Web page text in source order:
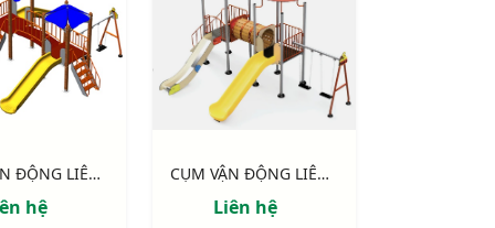
CỤM VẬN ĐỘNG LIÊN HOÀN 2 MÁI CHE, TRỤ GỖ NIK703221W
hệ
CỤM VẬN ĐỘNG LIÊN HOÀN 2 MÁI CHE NIK703211
Liên hệ